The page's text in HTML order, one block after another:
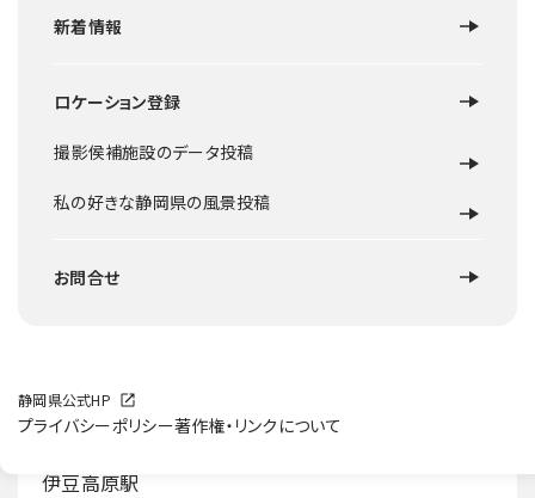
新着情報
ロケーション登録
撮影侯補施設のデータ投稿
私の好きな静岡県の風景投稿
お問合せ
静岡県公式HP
プライバシーポリシー著作権・リンクについて
伊東市
伊豆高原駅